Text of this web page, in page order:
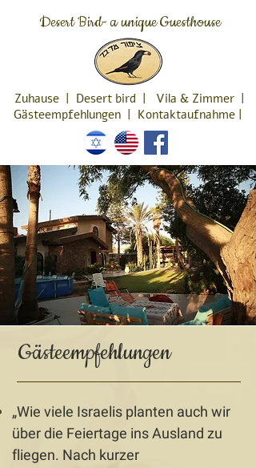
Desert Bird- a unique Guesthouse
Zuhause Desert bird Vila & Zimmer
Gästeempfehlungen
Kontaktaufnahme
Gästeempfehlungen
„Wie viele Israelis planten auch wir
über die Feiertage ins Ausland zu
fliegen. Nach kurzer